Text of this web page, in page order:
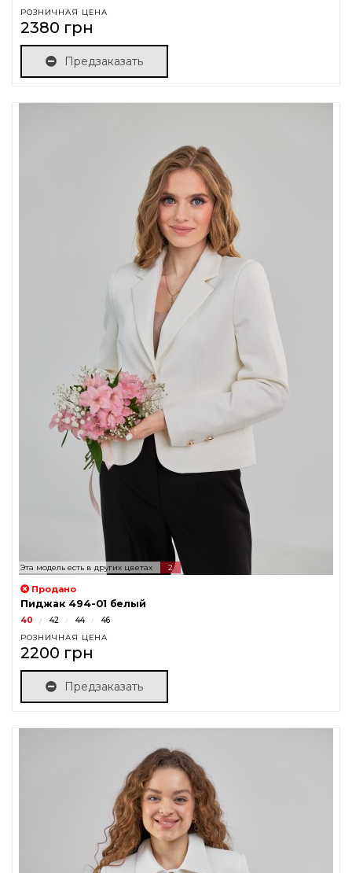
РОЗНИЧНАЯ ЦЕНА
2380 грн
Предзаказать
Эта модель есть в других цветах 2
Продано
Пиджак 494-01 белый
40 42 44 46
РОЗНИЧНАЯ ЦЕНА
2200 грн
Предзаказать